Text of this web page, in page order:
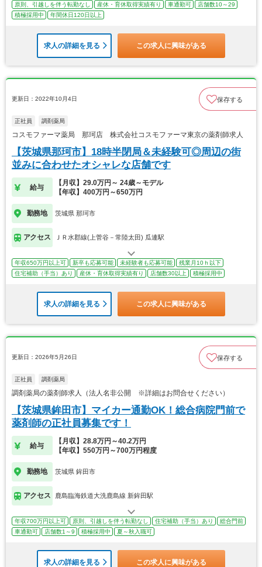
原則、引越しを伴う転勤なし
産休・育休取得実績有り 車通勤可
店舗数10～29
積極採用中
年間休日120日以上
求人の詳細を見る この求人に興味がある
更新日：2022年10月4日 保存する
正社員 調剤薬局
コスモファーマ薬局 那珂店 株式会社コスモファーマ東京の薬剤師求人
【茨城県那珂市】18時半閉局＆未経験可◎周辺の街
並みに合わせたオシャレな店舗です
給与
【月収】29.0万円～ 24歳～モデル
【年収】400万円～650万円
勤務地 茨城県 那珂市
アクセス ＪＲ水郡線(上菅谷－常陸太田) 瓜連駅
年収650万円以上可 新卒も応募可能 未経験者も応募可能
残業月10ｈ以下
住宅補助（手当）あり
産休・育休取得実績有り 店舗数30以上 積極採用中
求人の詳細を見る この求人に興味がある
更新日：2026年5月26日 保存する
正社員 調剤薬局
調剤薬局の薬剤師求人（法人名非公開 ※詳細はお問合せください）
【茨城県鉾田市】マイカー通勤OK！総合病院門前で
薬剤師の正社員募集です！
給与
【月収】28.8万円～40.2万円
【年収】550万円～700万円程度
勤務地 茨城県 鉾田市
アクセス 鹿島臨海鉄道大洗鹿島線 新鉾田駅
年収700万円以上可 原則、引越しを伴う転勤なし 住宅補助（手当）あり
総合門前
車通勤可
店舗数1～9 積極採用中 夏～秋入職可
求人の詳細を見る この求人に興味がある